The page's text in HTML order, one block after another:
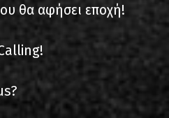
θα αφήσει εποχή!